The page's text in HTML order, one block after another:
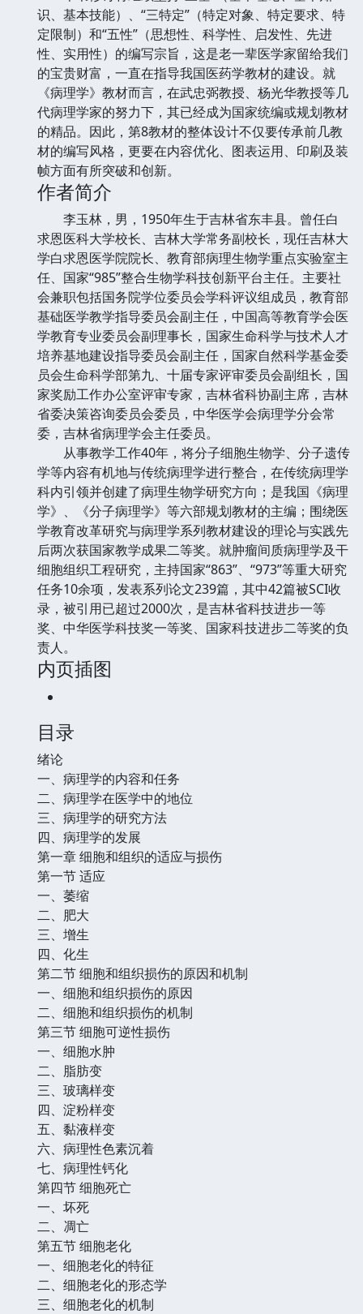
识、基本技能）、“三特定”（特定对象、特定要求、特
定限制）和“五性”（思想性、科学性、启发性、先进
性、实用性）的编写宗旨，这是老一辈医学家留给我们
的宝贵财富，一直在指导我国医药学教材的建设。就
《病理学》教材而言，在武忠弼教授、杨光华教授等几
代病理学家的努力下，其已经成为国家统编或规划教材
的精品。因此，第8教材的整体设计不仅要传承前几教
材的编写风格，更要在内容优化、图表运用、印刷及装
帧方面有所突破和创新。
作者简介
李玉林，男，1950年生于吉林省东丰县。曾任白
求恩医科大学校长、吉林大学常务副校长，现任吉林大
学白求恩医学院院长、教育部病理生物学重点实验室主
任、国家“985”整合生物学科技创新平台主任。主要社
会兼职包括国务院学位委员会学科评议组成员，教育部
基础医学教学指导委员会副主任，中国高等教育学会医
学教育专业委员会副理事长，国家生命科学与技术人才
培养基地建设指导委员会副主任，国家自然科学基金委
员会生命科学部第九、十届专家评审委员会副组长，国
家奖励工作办公室评审专家，吉林省科协副主席，吉林
省委决策咨询委员会委员，中华医学会病理学分会常
委，吉林省病理学会主任委员。
从事教学工作40年，将分子细胞生物学、分子遗传
学等内容有机地与传统病理学进行整合，在传统病理学
科内引领并创建了病理生物学研究方向；是我国《病理
学》、《分子病理学》等六部规划教材的主编；围绕医
学教育改革研究与病理学系列教材建设的理论与实践先
后两次获国家教学成果二等奖。就肿瘤间质病理学及干
细胞组织工程研究，主持国家“863”、“973”等重大研究
任务10余项，发表系列论文239篇，其中42篇被SCI收
录，被引用已超过2000次，是吉林省科技进步一等
奖、中华医学科技奖一等奖、国家科技进步二等奖的负
责人。
内页插图
目录
绪论
一、病理学的内容和任务
二、病理学在医学中的地位
三、病理学的研究方法
四、病理学的发展
第一章 细胞和组织的适应与损伤
第一节 适应
一、萎缩
二、肥大
三、增生
四、化生
第二节 细胞和组织损伤的原因和机制
一、细胞和组织损伤的原因
二、细胞和组织损伤的机制
第三节 细胞可逆性损伤
一、细胞水肿
二、脂肪变
三、玻璃样变
四、淀粉样变
五、黏液样变
六、病理性色素沉着
七、病理性钙化
第四节 细胞死亡
一、坏死
二、凋亡
第五节 细胞老化
一、细胞老化的特征
二、细胞老化的形态学
三、细胞老化的机制